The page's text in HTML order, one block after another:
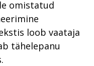
omistatud
loob vaataja
tähelepanu